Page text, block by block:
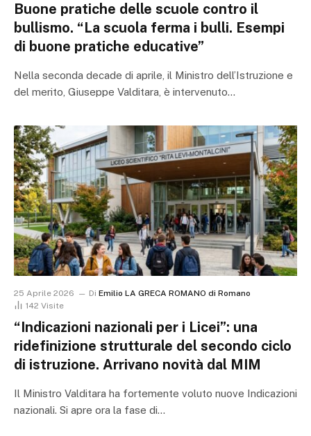
Buone pratiche delle scuole contro il
bullismo. “La scuola ferma i bulli. Esempi
di buone pratiche educative”
Nella seconda decade di aprile, il Ministro dell’Istruzione e
del merito, Giuseppe Valditara, è intervenuto…
25 Aprile 2026 Di Emilio LA GRECA ROMANO di Romano
142 Visite
“Indicazioni nazionali per i Licei”: una
ridefinizione strutturale del secondo ciclo
di istruzione. Arrivano novità dal MIM
Il Ministro Valditara ha fortemente voluto nuove Indicazioni
nazionali. Si apre ora la fase di…